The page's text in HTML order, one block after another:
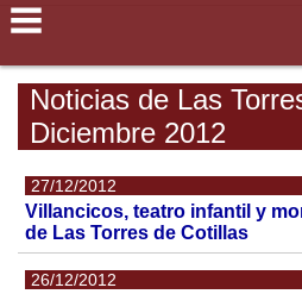
Noticias de Las
Diciembre 2012
27/12/2012
Villancicos, teatro infantil y
de Las Torres de Cotillas
26/12/2012